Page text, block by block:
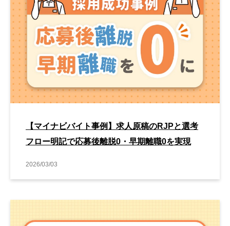
【マイナビバイト事例】求人原稿のRJPと選考
フロー明記で応募後離脱0・早期離職0を実現
2026/03/03